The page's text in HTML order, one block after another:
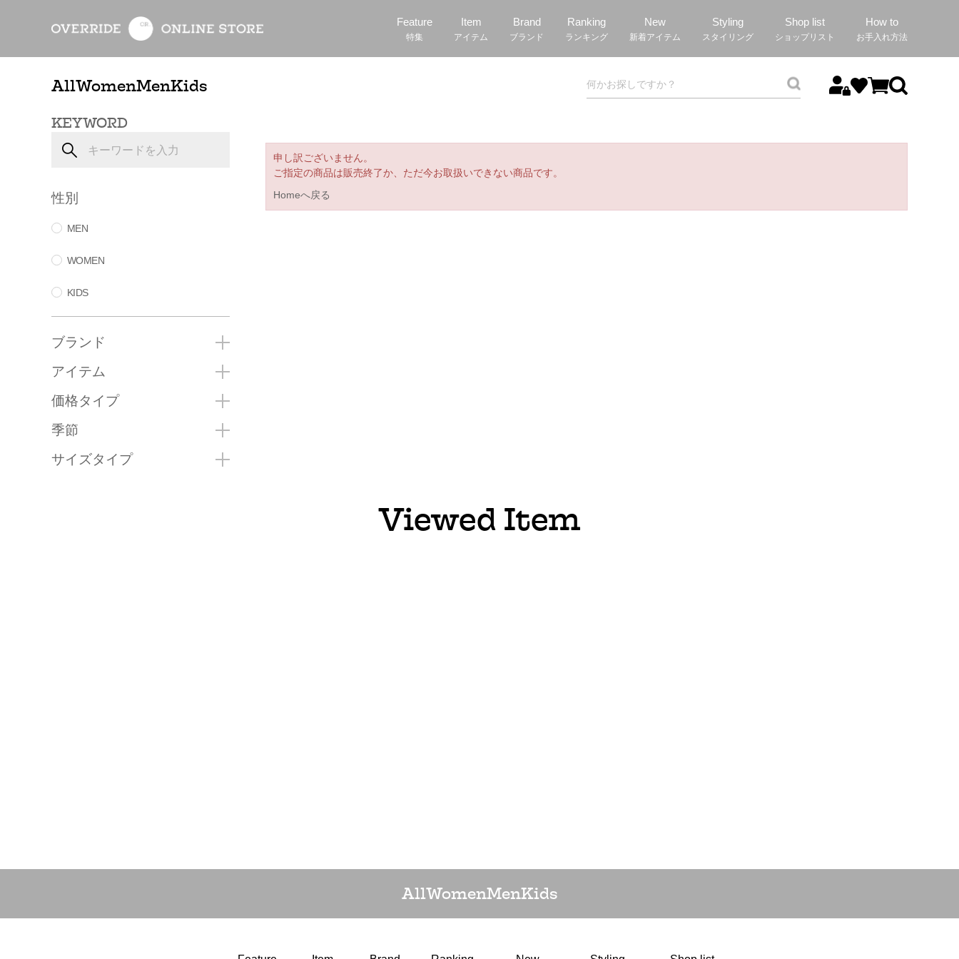
Feature
特集
Item
アイテム
Brand
ブランド
Ranking
ランキング
New
新着アイテム
Styling
スタイリング
Shop list
ショップリスト
How to
お手入れ方法
AllWomenMenKids
KEYWORD
性別
MEN
WOMEN
KIDS
ブランド
アイテム
価格タイプ
季節
サイズタイプ
申し訳ございません。
ご指定の商品は販売終了か、ただ今お取扱いできない商品です。
Homeへ戻る
Viewed Item
AllWomenMenKids